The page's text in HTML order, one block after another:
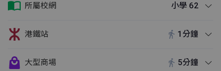
所屬校網 小學 62
港鐵站 1分鐘
大型商場 5分鐘